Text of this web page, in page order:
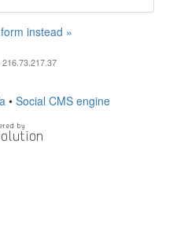
instead »
• Social CMS engine